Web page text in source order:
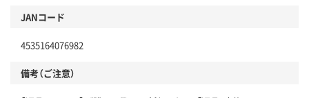
JANコード
4535164076982
備考（ご注意）